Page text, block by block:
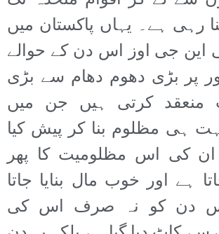
رہی ہے۔ یہاں پاکستان میں
جی اوز اس دن کے حوالے
پر بڑی دھوم دھام سے بڑی
منعقد کرتی ہیں جن میں
ہی مظلوم بنا کر پیش کیا
ان کی اس مظلومیت کا پھر
ہے اور خوب مال بنایا جاتا
دن کو نہ صرف اس کی